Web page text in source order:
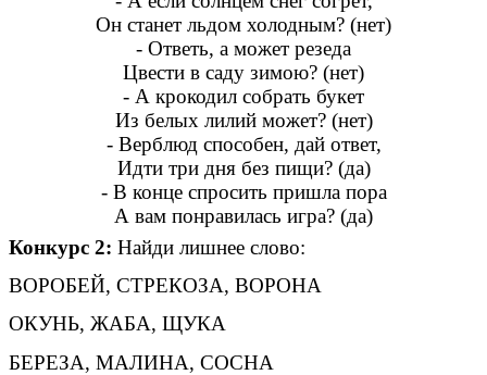
Он станет льдом холодным? (нет)
- Ответь, а может резеда
Цвести в саду зимою? (нет)
- А крокодил собрать букет
Из белых лилий может? (нет)
- Верблюд способен, дай ответ,
Идти три дня без пищи? (да)
- В конце спросить пришла пора
А вам понравилась игра? (да)
Конкурс 2: Найди лишнее слово:
ВОРОБЕЙ, СТРЕКОЗА, ВОРОНА
ОКУНЬ, ЖАБА, ЩУКА
БЕРЕЗА, МАЛИНА, СОСНА